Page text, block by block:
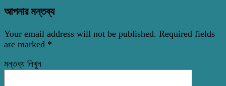
আপনার মন্তব্য
Your email address will not be published. Required fields
are marked *
মন্তব্য লিখুন